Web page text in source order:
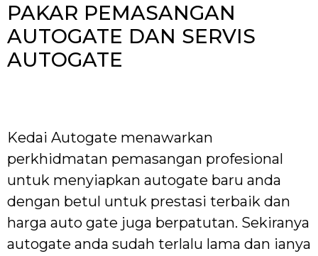
PAKAR PEMASANGAN
AUTOGATE DAN SERVIS
AUTOGATE
Kedai Autogate menawarkan
perkhidmatan pemasangan profesional
untuk menyiapkan autogate baru anda
dengan betul untuk prestasi terbaik dan
harga auto gate juga berpatutan. Sekiranya
autogate anda sudah terlalu lama dan ianya